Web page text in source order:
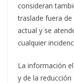
consideran
traslade fuera
actual y se
cualquier
La información
y de la